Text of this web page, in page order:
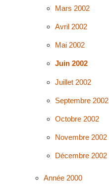
Mars 2002
Avril 2002
Mai 2002
Juin 2002
Juillet 2002
Septembre 2002
Octobre 2002
Novembre 2002
Décembre 2002
Année 2000